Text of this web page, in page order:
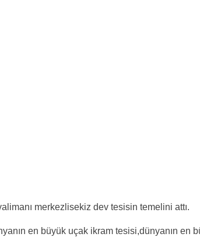
merkezlisekiz dev tesisin temelini attı.
en büyük uçak ikram tesisi,dünyanın en